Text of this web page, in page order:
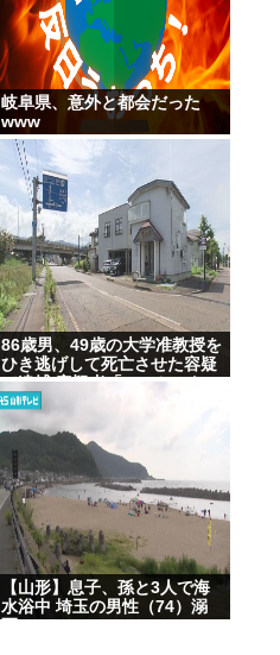
岐阜県、意外と都会だった
www
86歳男、49歳の大学准教授を
ひき逃げして死亡させた容疑
で逮捕 容疑者「ぶつかったの
は大木」と否認
【山形】息子、孫と3人で海
水浴中 埼玉の男性（74）溺
死